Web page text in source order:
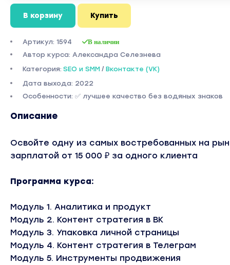
В корзину Купить
Артикул: 1594 В наличии
Автор курса: Александра Селезнева
Категория: SEO и SMM / Вконтакте (VK)
Дата выхода: 2022
Особенности: ✅ лучшее качество без водяных знаков
Описание
Освойте одну из самых востребованных на
зарплатой от 15 000 ₽ за одного клиента
Программа курса:
Модуль 1. Аналитика и продукт
Модуль 2. Контент стратегия в ВК
Модуль 3. Упаковка личной страницы
Модуль 4. Контент стратегия в Телеграм
Модуль 5. Инструменты продвижения